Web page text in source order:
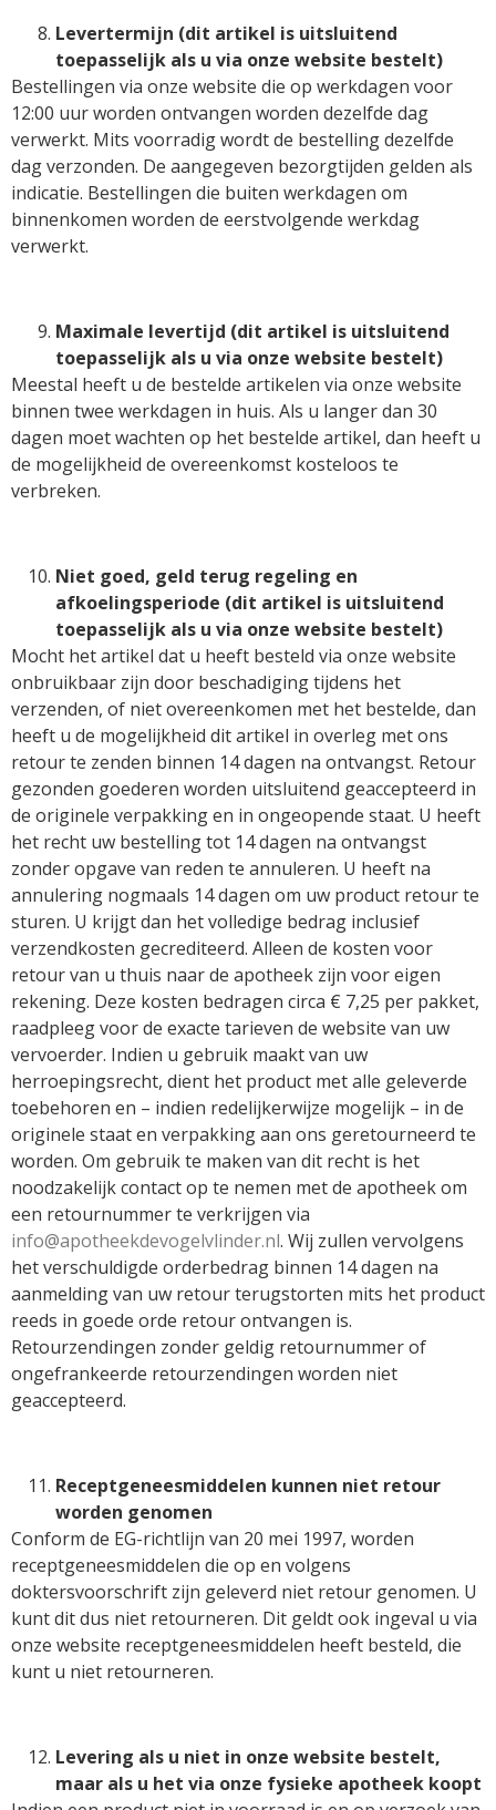
Levertermijn (dit artikel is uitsluitend
toepasselijk als u via onze website bestelt)
Bestellingen via onze website die op werkdagen voor
12:00 uur worden ontvangen worden dezelfde dag
verwerkt. Mits voorradig wordt de bestelling dezelfde
dag verzonden. De aangegeven bezorgtijden gelden als
indicatie. Bestellingen die buiten werkdagen om
binnenkomen worden de eerstvolgende werkdag
verwerkt.
Maximale levertijd (dit artikel is uitsluitend
toepasselijk als u via onze website bestelt)
Meestal heeft u de bestelde artikelen via onze website
binnen twee werkdagen in huis. Als u langer dan 30
dagen moet wachten op het bestelde artikel, dan heeft u
de mogelijkheid de overeenkomst kosteloos te
verbreken.
Niet goed, geld terug regeling en
afkoelingsperiode (dit artikel is uitsluitend
toepasselijk als u via onze website bestelt)
Mocht het artikel dat u heeft besteld via onze website
onbruikbaar zijn door beschadiging tijdens het
verzenden, of niet overeenkomen met het bestelde, dan
heeft u de mogelijkheid dit artikel in overleg met ons
retour te zenden binnen 14 dagen na ontvangst. Retour
gezonden goederen worden uitsluitend geaccepteerd in
de originele verpakking en in ongeopende staat. U heeft
het recht uw bestelling tot 14 dagen na ontvangst
zonder opgave van reden te annuleren. U heeft na
annulering nogmaals 14 dagen om uw product retour te
sturen. U krijgt dan het volledige bedrag inclusief
verzendkosten gecrediteerd. Alleen de kosten voor
retour van u thuis naar de apotheek zijn voor eigen
rekening. Deze kosten bedragen circa € 7,25 per pakket,
raadpleeg voor de exacte tarieven de website van uw
vervoerder. Indien u gebruik maakt van uw
herroepingsrecht, dient het product met alle geleverde
toebehoren en – indien redelijkerwijze mogelijk – in de
originele staat en verpakking aan ons geretourneerd te
worden. Om gebruik te maken van dit recht is het
noodzakelijk contact op te nemen met de apotheek om
een retournummer te verkrijgen via
info@apotheekdevogelvlinder.nl. Wij zullen vervolgens
het verschuldigde orderbedrag binnen 14 dagen na
aanmelding van uw retour terugstorten mits het product
reeds in goede orde retour ontvangen is.
Retourzendingen zonder geldig retournummer of
ongefrankeerde retourzendingen worden niet
geaccepteerd.
Receptgeneesmiddelen kunnen niet retour
worden genomen
Conform de EG-richtlijn van 20 mei 1997, worden
receptgeneesmiddelen die op en volgens
doktersvoorschrift zijn geleverd niet retour genomen. U
kunt dit dus niet retourneren. Dit geldt ook ingeval u via
onze website receptgeneesmiddelen heeft besteld, die
kunt u niet retourneren.
Levering als u niet in onze website bestelt,
maar als u het via onze fysieke apotheek koopt